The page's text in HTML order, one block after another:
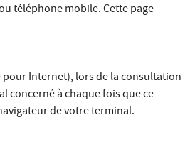
téléphone mobile. Cette page
Internet), lors de la consultation
concerné à chaque fois que ce
de votre terminal.